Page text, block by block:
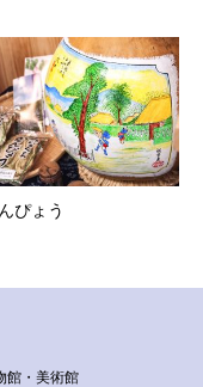
ぴょう
館・美術館